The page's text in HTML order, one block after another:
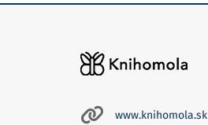
www.knihomola.sk